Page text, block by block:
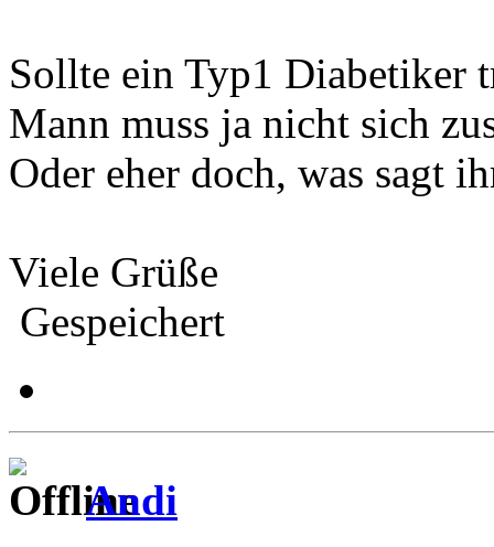
Sollte ein Typ1 Diabetiker
Mann muss ja nicht sich
Oder eher doch, was sagt
Viele Grüße
Gespeichert
Andi